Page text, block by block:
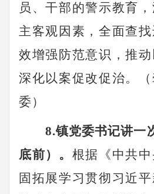
员、干部的警示教育
主客观因素，全面查
效增强防范意识，推
深化以案促改促治。（
委）
8.镇党委书记讲一
底前）。 根据《中共
固拓展学习贯彻习近